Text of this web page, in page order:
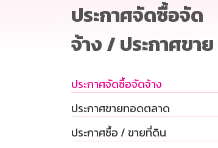
ประกาศจัดซื้อจัด
จ้าง / ประกาศขาย
ประกาศจัดซื้อจัดจ้าง
ประกาศขายทอดตลาด
ประกาศซื้อ / ขายที่ดิน